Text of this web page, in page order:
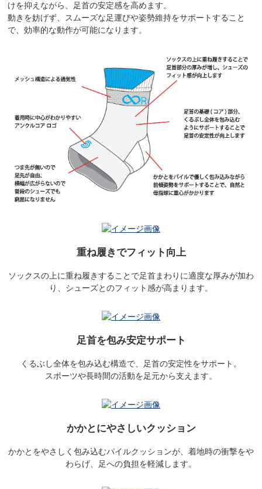
けを抑えながら、足首の安定感を高めます。
動きを妨げず、スムーズな足運びや姿勢維持をサポートすること
で、効率的な動作が可能になります。
重ね履きでフィット向上
ソックスの上に重ね履きすることで足首まわりに適度な厚みが加わ
り、シューズとのフィット感が高まります。
足首を包み安定サポート
くるぶし全体を包み込む構造で、足首の安定性をサポート。
スポーツや長時間の活動を足元から支えます。
かかとにやさしいクッション
かかとをやさしく包み込むパイルクッションが、着地時の衝撃をや
わらげ、足への負担を軽減します。